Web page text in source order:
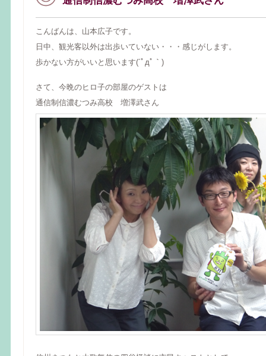
こんばんは、山本広子です。
日中、観光客以外は出歩いていない・・・感じがします。
歩かない方がいいと思います(´ﾟдﾟ｀)
さて、今晩のヒロ子の部屋のゲストは
通信制信濃むつみ高校 増澤武さん